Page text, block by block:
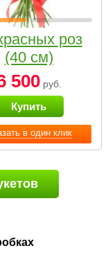
в один клик
роз
(40 см)
500руб.
Купить